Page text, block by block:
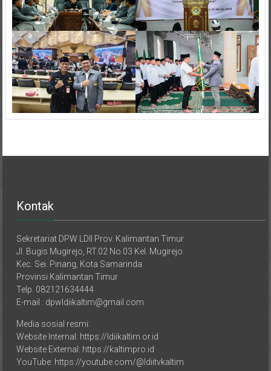
Jl. Bugis Mugirejo, RT.02 No.03 Kel. Mugirejo
Kec. Sei. Pinang, Kota Samarinda
Provinsi Kalimantan Timur
Telp. 082121634444
E-mail : dpwldiikaltim@gmail.com
Website Internal: https://ldiikaltim.or.id
Website External: https://kaltimpro.id
YouTube: https://youtube.com/@ldiitvkaltim
Facebook: https://www.facebook.com/ldiitv.kaltim/